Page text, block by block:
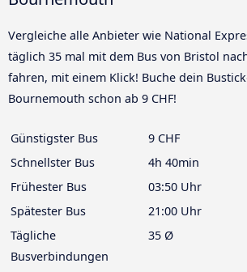
Vergleiche alle Anbieter wie National
täglich 35 mal mit dem Bus von Bristol
fahren, mit einem Klick! Buche dein
Bournemouth schon ab 9 CHF!
Günstigster Bus
9 CHF
Schnellster Bus
4h 40min
Frühester Bus
03:50 Uhr
Spätester Bus
21:00 Uhr
Tägliche
Busverbindungen
35 Ø